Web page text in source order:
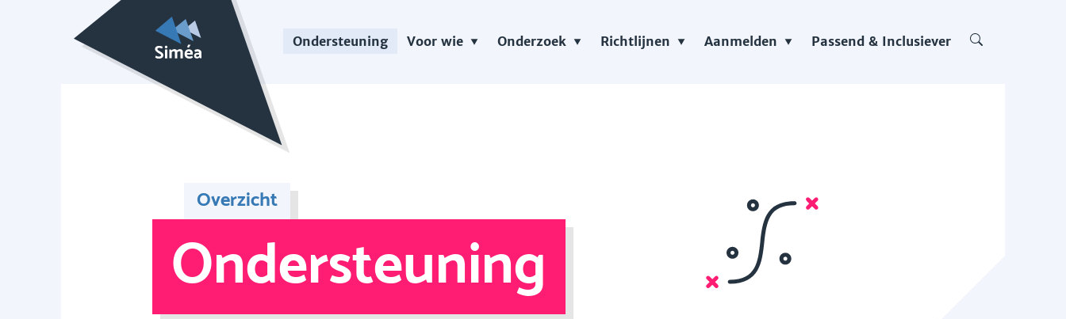
Ondersteuning Voor wie Onderzoek Richtlijnen Aanmelden Passend & Inclusiever
Overzicht
Ondersteuning